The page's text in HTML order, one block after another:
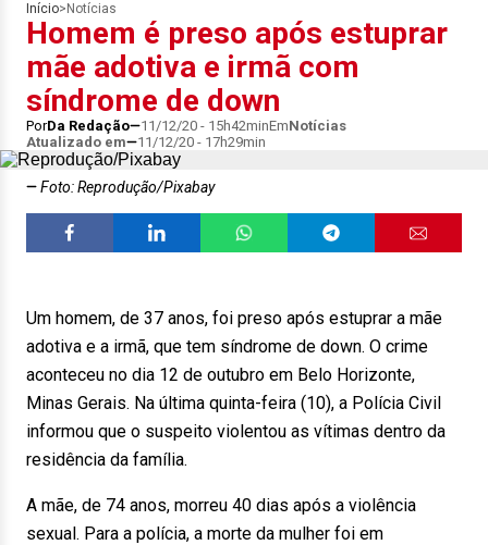
Início> Notícias
Homem é preso após estuprar
mãe adotiva e irmã com
síndrome de down
PorDa Redação 11/12/20 - 15h42minEmNotícias
Atualizado em
11/12/20 - 17h29min
Foto: Reprodução/Pixabay
Um homem, de 37 anos, foi preso após estuprar a mãe
adotiva e a irmã, que tem síndrome de down. O crime
aconteceu no dia 12 de outubro em Belo Horizonte,
Minas Gerais. Na última quinta-feira (10), a Polícia Civil
informou que o suspeito violentou as vítimas dentro da
residência da família.
A mãe, de 74 anos, morreu 40 dias após a violência
sexual. Para a polícia, a morte da mulher foi em